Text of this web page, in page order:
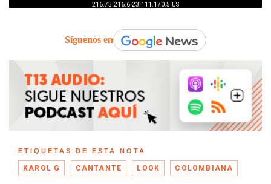
Síguenos en
ETIQUETAS DE ESTA NOTA
KAROL G CANTANTE LOOK COLOMBIANA